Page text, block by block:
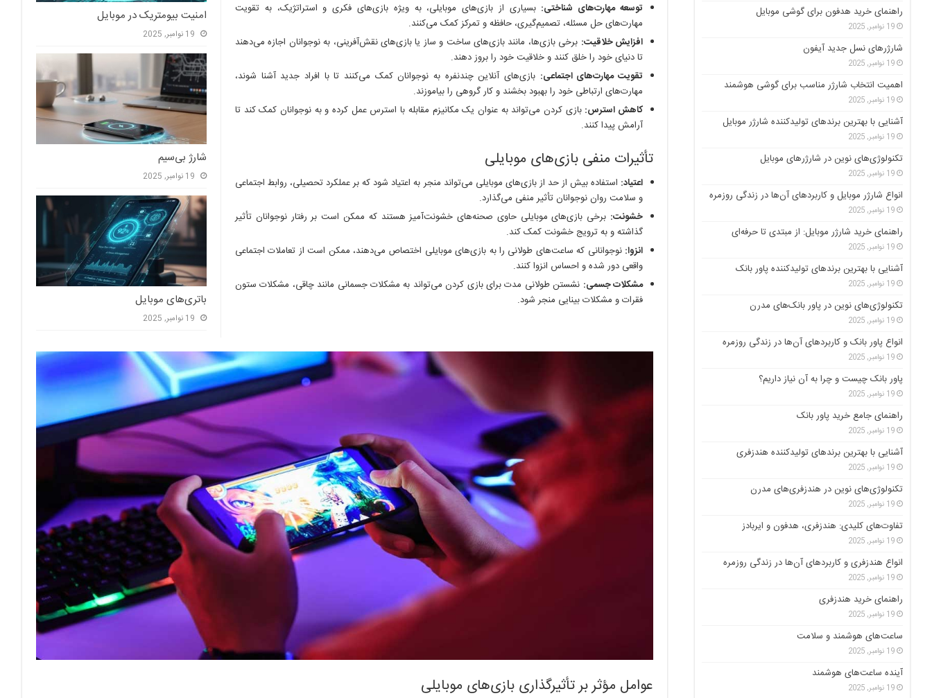
امنیت بیومتریک در موبایل
19 نوامبر, 2025
شارژ بی‌سیم
19 نوامبر, 2025
باتری‌های موبایل
19 نوامبر, 2025
توسعه مهارت‌های شناختی: بسیاری از بازی‌های موبایلی، به ویژه بازی‌های فکری و استراتژیک، به تقویت
مهارت‌های حل مسئله، تصمیم‌گیری، حافظه و تمرکز کمک می‌کنند.
افزایش خلاقیت: برخی بازی‌ها، مانند بازی‌های ساخت و ساز یا بازی‌های نقش‌آفرینی، به نوجوانان اجازه می‌دهند
تا دنیای خود را خلق کنند و خلاقیت خود را بروز دهند.
تقویت مهارت‌های اجتماعی: بازی‌های آنلاین چندنفره به نوجوانان کمک می‌کنند تا با افراد جدید آشنا شوند،
مهارت‌های ارتباطی خود را بهبود بخشند و کار گروهی را بیاموزند.
کاهش استرس: بازی کردن می‌تواند به عنوان یک مکانیزم مقابله با استرس عمل کرده و به نوجوانان کمک کند تا
آرامش پیدا کنند.
تأثیرات منفی بازی‌های موبایلی
اعتیاد: استفاده بیش از حد از بازی‌های موبایلی می‌تواند منجر به اعتیاد شود که بر عملکرد تحصیلی، روابط اجتماعی
و سلامت روان نوجوانان تأثیر منفی می‌گذارد.
خشونت: برخی بازی‌های موبایلی حاوی صحنه‌های خشونت‌آمیز هستند که ممکن است بر رفتار نوجوانان تأثیر
گذاشته و به ترویج خشونت کمک کند.
انزوا: نوجوانانی که ساعت‌های طولانی را به بازی‌های موبایلی اختصاص می‌دهند، ممکن است از تعاملات اجتماعی
واقعی دور شده و احساس انزوا کنند.
مشکلات جسمی: نشستن طولانی مدت برای بازی کردن می‌تواند به مشکلات جسمانی مانند چاقی، مشکلات ستون
فقرات و مشکلات بینایی منجر شود.
عوامل مؤثر بر تأثیرگذاری بازی‌های موبایلی
راهنمای خرید هدفون برای گوشی موبایل
19 نوامبر, 2025
شارژرهای نسل جدید آیفون
19 نوامبر, 2025
اهمیت انتخاب شارژر مناسب برای گوشی هوشمند
19 نوامبر, 2025
آشنایی با بهترین برندهای تولیدکننده شارژر موبایل
19 نوامبر, 2025
تکنولوژی‌های نوین در شارژرهای موبایل
19 نوامبر, 2025
انواع شارژر موبایل و کاربردهای آن‌ها در زندگی روزمره
19 نوامبر, 2025
راهنمای خرید شارژر موبایل: از مبتدی تا حرفه‌ای
19 نوامبر, 2025
آشنایی با بهترین برندهای تولیدکننده پاور بانک
19 نوامبر, 2025
تکنولوژی‌های نوین در پاور بانک‌های مدرن
19 نوامبر, 2025
انواع پاور بانک و کاربردهای آن‌ها در زندگی روزمره
19 نوامبر, 2025
پاور بانک چیست و چرا به آن نیاز داریم؟
19 نوامبر, 2025
راهنمای جامع خرید پاور بانک
19 نوامبر, 2025
آشنایی با بهترین برندهای تولیدکننده هندزفری
19 نوامبر, 2025
تکنولوژی‌های نوین در هندزفری‌های مدرن
19 نوامبر, 2025
تفاوت‌های کلیدی: هندزفری، هدفون و ایربادز
19 نوامبر, 2025
انواع هندزفری و کاربردهای آن‌ها در زندگی روزمره
19 نوامبر, 2025
راهنمای خرید هندزفری
19 نوامبر, 2025
ساعت‌های هوشمند و سلامت
19 نوامبر, 2025
آینده ساعت‌های هوشمند
19 نوامبر, 2025